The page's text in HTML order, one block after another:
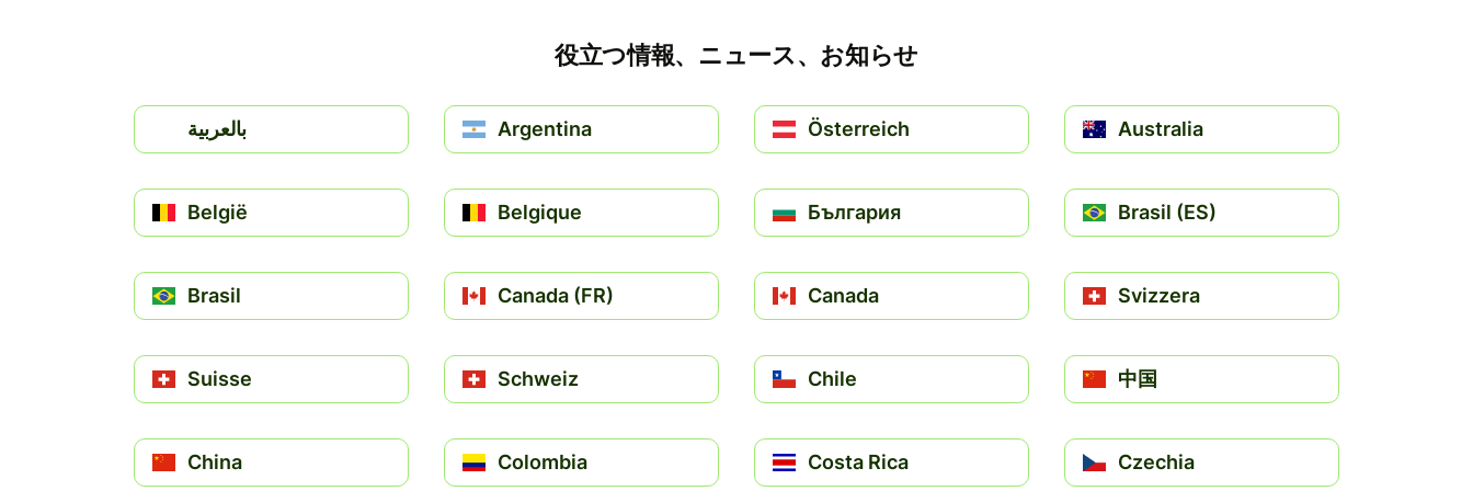
役立つ情報、ニュース、お知らせ
بالعربية Argentina Österreich Australia
België Belgique България Brasil (ES)
Brasil Canada (FR) Canada Svizzera
Suisse Schweiz Chile 中国
China Colombia Costa Rica Czechia